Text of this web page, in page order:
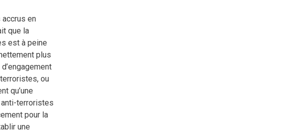
accrus en
que la
est à peine
plus
ou
qu’une
terroristes
pour la
une